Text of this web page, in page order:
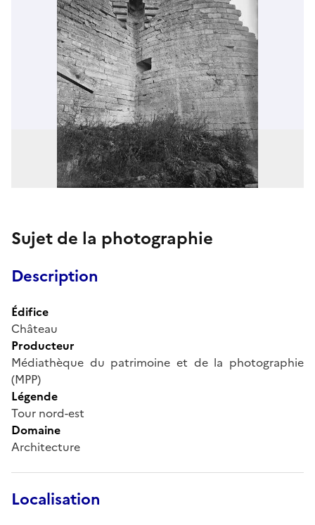
Sujet de la photographie
Description
Édifice
Château
Producteur
Médiathèque du patrimoine et de la photographie
(MPP)
Légende
Tour nord-est
Domaine
Architecture
Localisation